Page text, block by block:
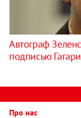
Автограф
подписью
Про нас